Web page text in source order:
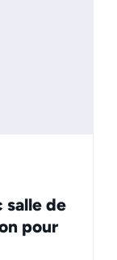
salle de
pour